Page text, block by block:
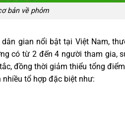
bản về phỏm
gian nổi bật tại Việt Nam,
có từ 2 đến 4 người tham gia,
đồng thời giảm thiểu tổng
tổ hợp đặc biệt như: